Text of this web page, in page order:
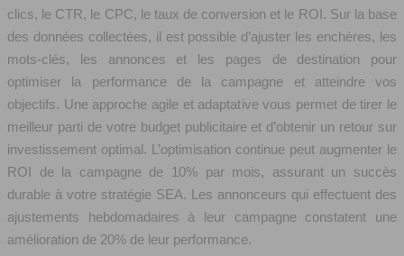
clics, le CTR, le CPC, le taux de conversion et le ROI. Sur la base
des données collectées, il est possible d’ajuster les enchères, les
mots-clés, les annonces et les pages de destination pour
optimiser la performance de la campagne et atteindre vos
objectifs. Une approche agile et adaptative vous permet de tirer le
meilleur parti de votre budget publicitaire et d’obtenir un retour sur
investissement optimal. L’optimisation continue peut augmenter le
ROI de la campagne de 10% par mois, assurant un succès
durable à votre stratégie SEA. Les annonceurs qui effectuent des
ajustements hebdomadaires à leur campagne constatent une
amélioration de 20% de leur performance.